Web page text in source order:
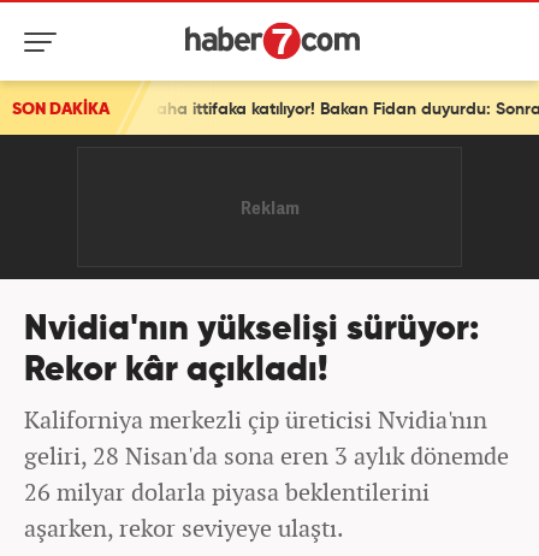
SON DAKİKA Son dakika: Ve bir ülke daha ittifaka katılıyor! Bakan Fidan duyurdu: Sonraki aşamada...
Nvidia'nın yükselişi sürüyor:
Rekor kâr açıkladı!
Kaliforniya merkezli çip üreticisi Nvidia'nın
geliri, 28 Nisan'da sona eren 3 aylık dönemde
26 milyar dolarla piyasa beklentilerini
aşarken, rekor seviyeye ulaştı.